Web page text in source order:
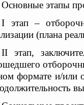
Основные этапы
I этап –
(плана
II этап,
формате и/или